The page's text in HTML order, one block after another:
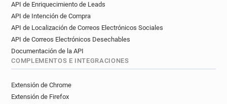
c*********@manchester.gov.uk
w*******@manchester.gov.uk
f********@manchester.gov.uk
q*********@manchester.gov.uk
d**********@manchester.gov.uk
t**********@manchester.gov.uk
i*********@manchester.gov.uk
API de Enriquecimiento de Leads
API de Intención de Compra
API de Localización de Correos Electrónicos Sociales
API de Correos Electrónicos Desechables
Documentación de la API
COMPLEMENTOS E INTEGRACIONES
Extensión de Chrome
Extensión de Firefox